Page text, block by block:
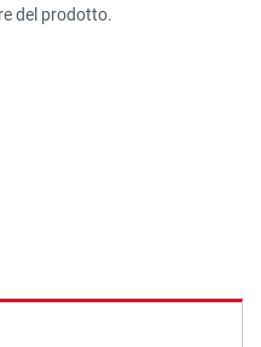
del prodotto.